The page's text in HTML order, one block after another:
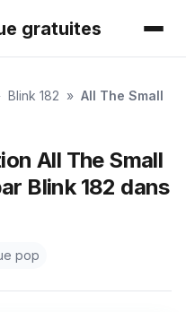
gratuites
Blink 182 » All The Small
All The Small
Blink 182 dans
pop